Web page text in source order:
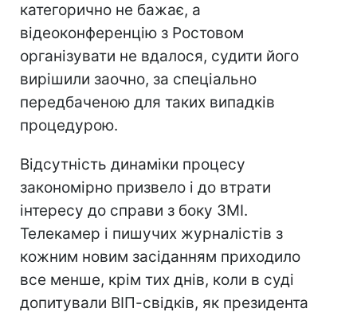
категорично не бажає, а
відеоконференцію з Ростовом
організувати не вдалося, судити його
вирішили заочно, за спеціально
передбаченою для таких випадків
процедурою.
Відсутність динаміки процесу
закономірно призвело і до втрати
інтересу до справи з боку ЗМІ.
Телекамер і пишучих журналістів з
кожним новим засіданням приходило
все менше, крім тих днів, коли в суді
допитували ВІП-свідків, як президента